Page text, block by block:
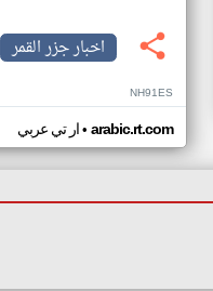
اخبار جزر القمر
NH91ES
ار تي عربي• arabic.rt.com